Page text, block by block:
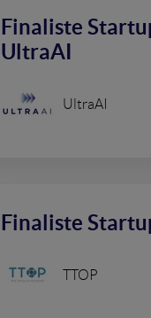
Finaliste
UltraAI
UltraAI
Finaliste
TTOP